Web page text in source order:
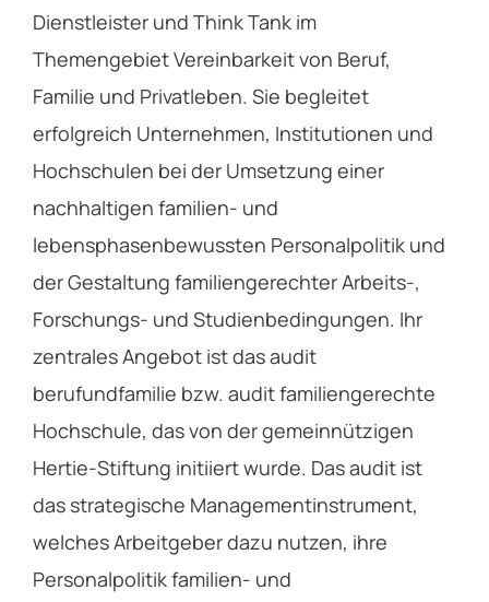
Dienstleister und Think Tank im
Themengebiet Vereinbarkeit von Beruf,
Familie und Privatleben. Sie begleitet
erfolgreich Unternehmen, Institutionen und
Hochschulen bei der Umsetzung einer
nachhaltigen familien- und
lebensphasenbewussten Personalpolitik und
der Gestaltung familiengerechter Arbeits-,
Forschungs- und Studienbedingungen. Ihr
zentrales Angebot ist das audit
berufundfamilie bzw. audit familiengerechte
Hochschule, das von der gemeinnützigen
Hertie-Stiftung initiiert wurde. Das audit ist
das strategische Managementinstrument,
welches Arbeitgeber dazu nutzen, ihre
Personalpolitik familien- und